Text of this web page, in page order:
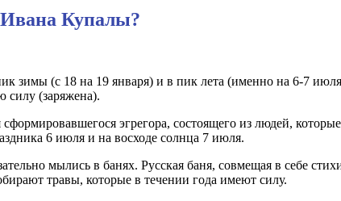
Купалы?
зимы (с 18 на 19 января) и в пик лета (именно на 6-7
силу (заряжена).
эгрегора, состоящего из людей,
6 июля и на восходе солнца 7 июля.
мылись в банях. Русская баня, совмещая в себе
травы, которые в течении года имеют силу.